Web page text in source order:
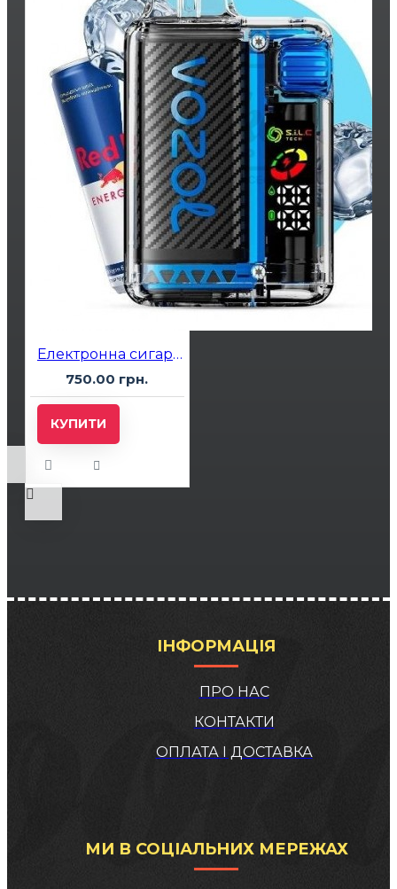
Електронна сигарета Vozol 20000 VZBull (Енергетик)
750.00 грн.
КУПИТИ
ІНФОРМАЦІЯ
ПРО НАС
КОНТАКТИ
ОПЛАТА І ДОСТАВКА
МИ В СОЦІАЛЬНИХ МЕРЕЖАХ